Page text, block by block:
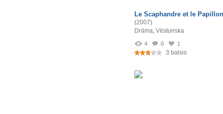
Le Scaphandre et le Papillon
(2007)
Drāma, Vēsturiska
4 0 1
3 balsis